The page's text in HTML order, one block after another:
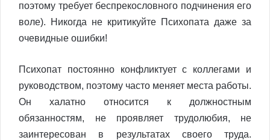
поэтому требует беспрекословного подчинения его
воле). Никогда не критикуйте Психопата даже за
очевидные ошибки!
Психопат постоянно конфликтует с коллегами и
руководством, поэтому часто меняет места работы.
Он халатно относится к должностным
обязанностям, не проявляет трудолюбия, не
заинтересован в результатах своего труда.